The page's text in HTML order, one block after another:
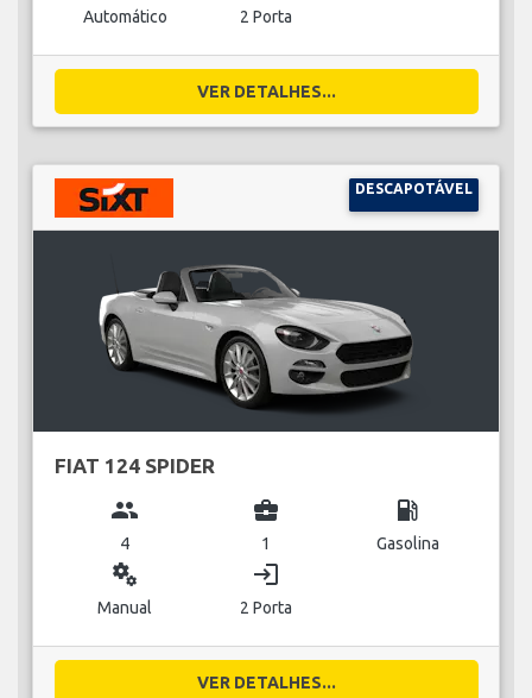
Automático 2 Porta
VER DETALHES...
DESCAPOTÁVEL
FIAT 124 SPIDER
group
4
business_center
1
local_gas_station
Gasolina
miscellaneous_services
Manual
login
2 Porta
VER DETALHES...